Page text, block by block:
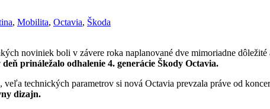
, Mobilita, Octavia, Škoda
noviniek boli v závere roka naplanované dve mimoriadne dôležité
deň prináležalo odhalenie 4. generácie Škody Octavia.
technických parametrov si nová Octavia prevzala práve od
dizajn.